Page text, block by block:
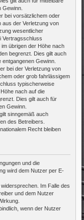
Gewinn.
bei vorsätzlichem oder
aus der Verletzung von
wesentlicher
Vertragsschluss
übrigen der Höhe nach
begrenzt. Dies gilt auch
Gewinn.
bei der Verletzung von
oder grob fahrlässigem
typischerweise
nach auf die
Dies gilt auch für
Gewinn.
sinngemäß auch
des Betreibers.
Recht bleiben
und die
wird dem Nutzer per E-
Im Falle des
und dem Nutzer
wenn der Nutzer